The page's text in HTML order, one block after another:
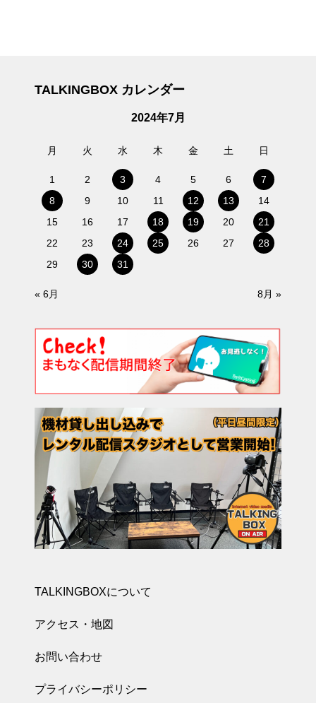
TALKINGBOX カレンダー
2024年7月
月 火 水 木 金 土 日
1 2 3 4 5 6
7
8
9 10 11 12 13
14
15
16 17 18 19 20
21
22
23 24 25 26 27
28
29
30 31
« 6月 8月 »
TALKINGBOXについて
アクセス・地図
お問い合わせ
プライバシーポリシー